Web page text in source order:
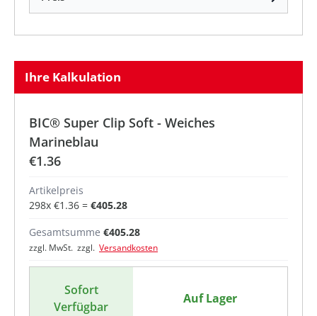
Ihre Kalkulation
BIC® Super Clip Soft - Weiches
Marineblau
€1.36
Artikelpreis
298x €1.36 = €405.28
Gesamtsumme €405.28
zzgl. MwSt. zzgl. Versandkosten
Sofort
Verfügbar
Auf Lager